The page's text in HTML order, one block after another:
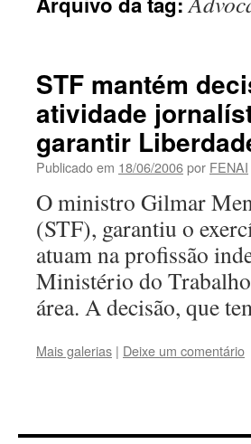
STF mantém
atividade
garantir
Publicado em 18/06/2006por FENAI
O ministro Gilmar
(STF), garantiu o
atuam na profissão
Ministério do
área. A decisão, que
Mais galerias | Deixe um comentário